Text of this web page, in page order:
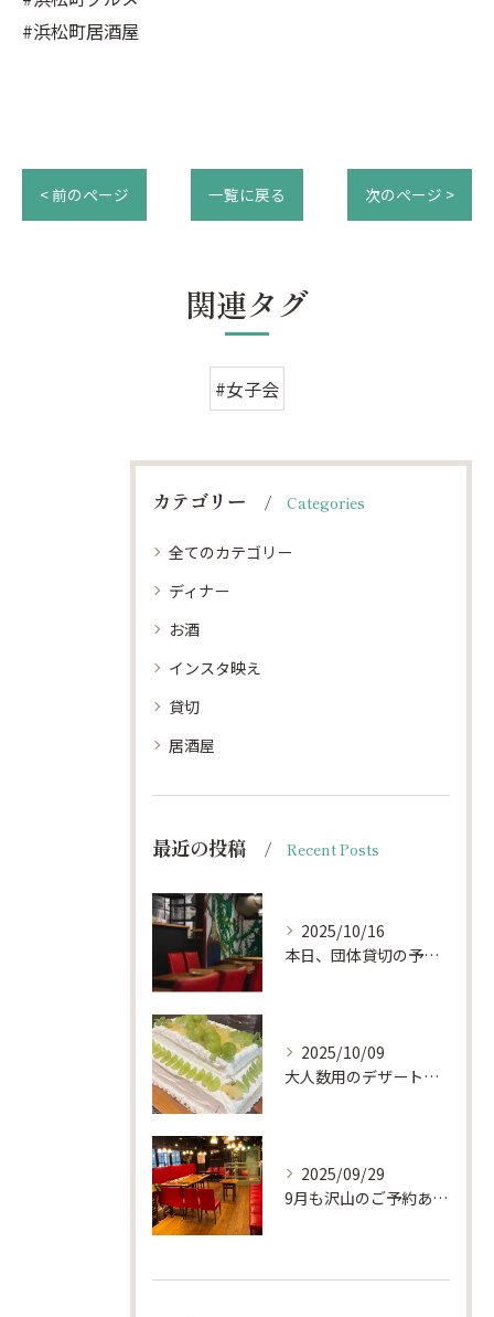
#浜松町居酒屋
< 前のページ 一覧に戻る 次のページ >
関連タグ
#女子会
カテゴリー Categories
全てのカテゴリー
ディナー
お酒
インスタ映え
貸切
居酒屋
最近の投稿 Recent Posts
2025/10/16
本日、団体貸切の予約がキャンセルになりお席がほぼ空いておりま...
2025/10/09
大人数用のデザートプレート🍰🎂
2025/09/29
9月も沢山のご予約ありがとうございました。